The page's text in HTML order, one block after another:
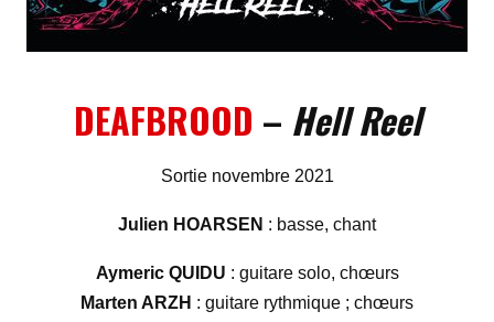
DEAFBROOD – Hell Reel
Sortie novembre 2021
Julien HOARSEN : basse, chant
Aymeric QUIDU : guitare solo, chœurs
Marten ARZH : guitare rythmique ; chœurs